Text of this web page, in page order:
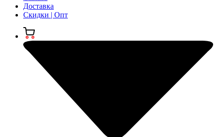
Доставка
Скидки | Опт